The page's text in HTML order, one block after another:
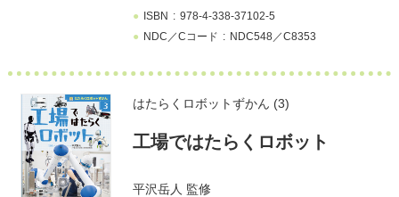
ISBN
978-4-338-37102-5
NDC／Cコード
NDC548／C8353
はたらくロボットずかん (3)
工場ではたらくロボット
平沢岳人 監修